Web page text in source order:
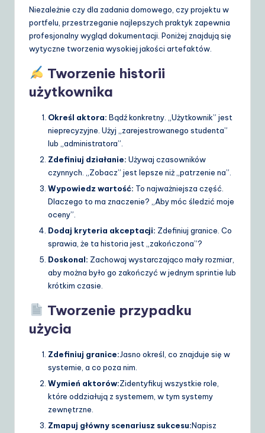
Niezależnie czy dla zadania domowego, czy projektu w
portfelu, przestrzeganie najlepszych praktyk zapewnia
profesjonalny wygląd dokumentacji. Poniżej znajdują się
wytyczne tworzenia wysokiej jakości artefaktów.
Tworzenie historii
użytkownika
Określ aktora: Bądź konkretny. „Użytkownik” jest
nieprecyzyjne. Użyj „zarejestrowanego studenta”
lub „administratora”.
Zdefiniuj działanie: Używaj czasowników
czynnych. „Zobacz” jest lepsze niż „patrzenie na”.
Wypowiedz wartość: To najważniejsza część.
Dlaczego to ma znaczenie? „Aby móc śledzić moje
oceny”.
Dodaj kryteria akceptacji: Zdefiniuj granice. Co
sprawia, że ta historia jest „zakończona”?
Doskonal: Zachowaj wystarczająco mały rozmiar,
aby można było go zakończyć w jednym sprintie lub
krótkim czasie.
Tworzenie przypadku
użycia
Zdefiniuj granice:Jasno określ, co znajduje się w
systemie, a co poza nim.
Wymień aktorów:Zidentyfikuj wszystkie role,
które oddziałują z systemem, w tym systemy
zewnętrzne.
Zmapuj główny scenariusz sukcesu:Napisz